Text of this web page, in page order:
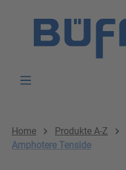
Home Produkte A-Z
Amphotere Tenside